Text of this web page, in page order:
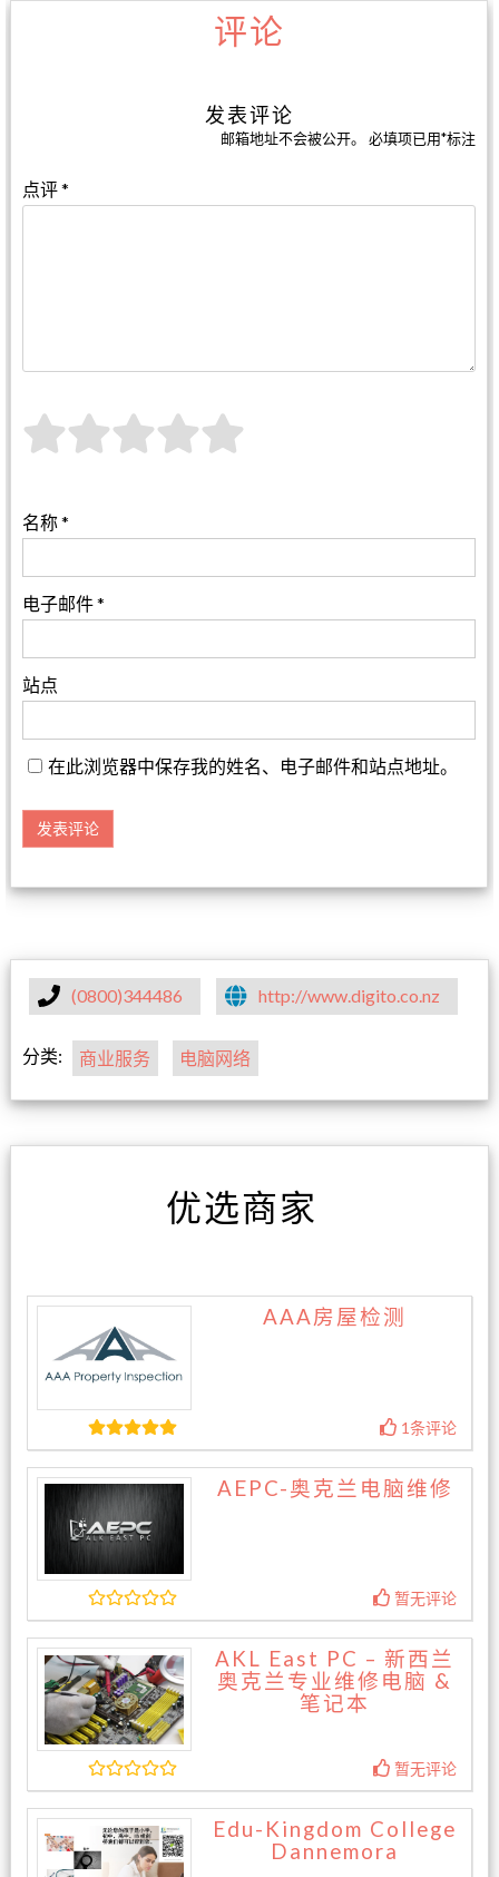
评论
发表评论
邮箱地址不会被公开。 必填项已用*标注
点评*
名称*
电子邮件*
站点
在此浏览器中保存我的姓名、电子邮件和站点地址。
(0800)344486 http://www.digito.co.nz
分类: 商业服务 电脑网络
优选商家
AAA房屋检测
1条评论
AEPC-奥克兰电脑维修
暂无评论
AKL East PC – 新西兰
奥克兰专业维修电脑 &
笔记本
暂无评论
Edu-Kingdom College
Dannemora